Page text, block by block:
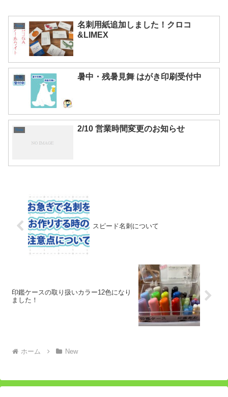
New
名刺用紙追加しました！クロコ
&LIMEX
商品 暑中・残暑見舞 はがき印刷受付中
New 2/10 営業時間変更のお知らせ
スピード名刺について
印鑑ケースの取り扱いカラー12色になり
ました！
ホーム New